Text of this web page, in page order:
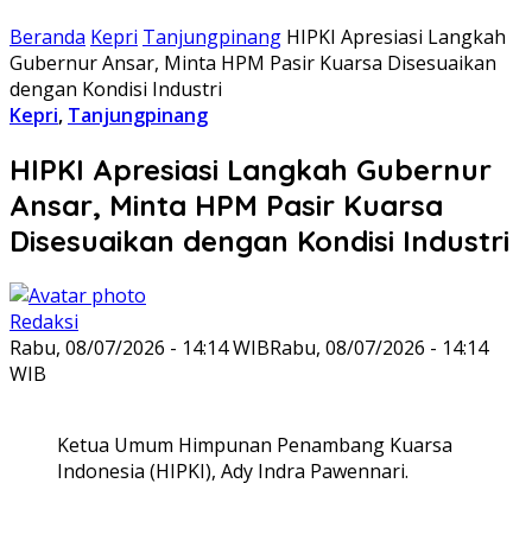
Beranda Kepri Tanjungpinang HIPKI Apresiasi Langkah
Gubernur Ansar, Minta HPM Pasir Kuarsa Disesuaikan
dengan Kondisi Industri
Kepri, Tanjungpinang
HIPKI Apresiasi Langkah Gubernur
Ansar, Minta HPM Pasir Kuarsa
Disesuaikan dengan Kondisi Industri
Redaksi
Rabu, 08/07/2026 - 14:14 WIBRabu, 08/07/2026 - 14:14
WIB
Ketua Umum Himpunan Penambang Kuarsa
Indonesia (HIPKI), Ady Indra Pawennari.